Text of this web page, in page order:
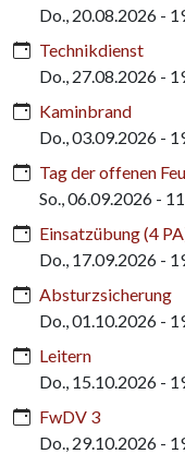
Do., 20.08.2026 -
Technikdienst
Do., 27.08.2026 -
Kaminbrand
Do., 03.09.2026 -
Tag der offenen
So., 06.09.2026 -
Einsatzübung (4
Do., 17.09.2026 -
Absturzsicherung
Do., 01.10.2026 -
Leitern
Do., 15.10.2026 -
FwDV 3
Do., 29.10.2026 -